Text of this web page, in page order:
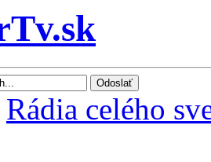
Rádia celého